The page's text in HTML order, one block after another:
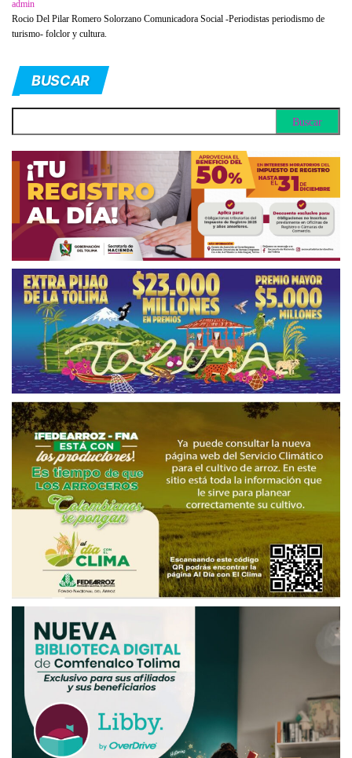
admin
Rocio Del Pilar Romero Solorzano Comunicadora Social -Periodistas periodismo de
turismo- folclor y cultura.
BUSCAR